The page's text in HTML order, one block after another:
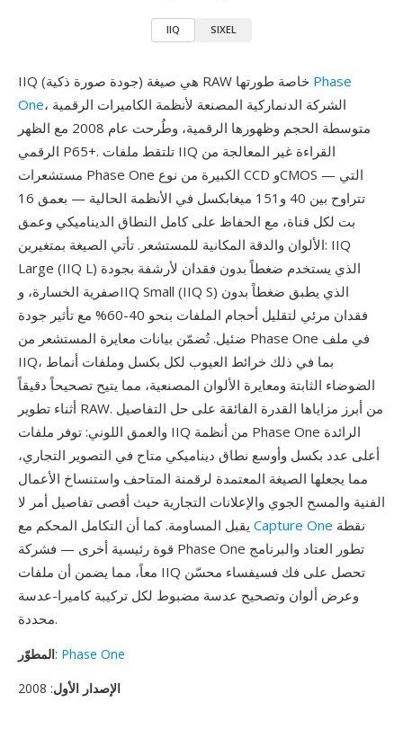
IIQ SIXEL
Phase
One، الشركة الدنماركية المصنعة لأنظمة الكاميرات الرقمية
متوسطة الحجم وظهورها الرقمية، وطُرحت عام 2008 مع الظهر
الرقمي P65+. تلتقط ملفات IIQ القراءة غير المعالجة من
مستشعرات Phase One الكبيرة من نوع CCD وCMOS — التي
تتراوح بين 40 و151 ميغابكسل في الأنظمة الحالية — بعمق 16
بت لكل قناة، مع الحفاظ على كامل النطاق الديناميكي وعمق
الألوان والدقة المكانية للمستشعر. تأتي الصيغة بمتغيرين: IIQ
Large (IIQ L) الذي يستخدم ضغطاً بدون فقدان لأرشفة بجودة
صفرية الخسارة، وIIQ Small (IIQ S) الذي يطبق ضغطاً بدون
فقدان مرئي لتقليل أحجام الملفات بنحو 40-60% مع تأثير جودة
ضئيل. تُضمّن بيانات معايرة المستشعر من Phase One في ملف
IIQ، بما في ذلك خرائط العيوب لكل بكسل وملفات أنماط
الضوضاء الثابتة ومعايرة الألوان المصنعية، مما يتيح تصحيحاً دقيقاً
أثناء تطوير RAW. من أبرز مزاياها القدرة الفائقة على حل التفاصيل
والعمق اللوني: توفر ملفات IIQ من أنظمة Phase One الرائدة
أعلى عدد بكسل وأوسع نطاق ديناميكي متاح في التصوير التجاري،
مما يجعلها الصيغة المعتمدة لرقمنة المتاحف واستنساخ الأعمال
الفنية والمسح الجوي والإعلانات التجارية حيث أقصى تفاصيل أمر لا
Capture One
قوة رئيسية أخرى — فشركة Phase One تطور العتاد والبرنامج
معاً، مما يضمن أن ملفات IIQ تحصل على فك فسيفساء محسّن
وعرض ألوان وتصحيح عدسة مضبوط لكل تركيبة كاميرا-عدسة
محددة.
المطوّر: Phase One
الإصدار الأول: 2008